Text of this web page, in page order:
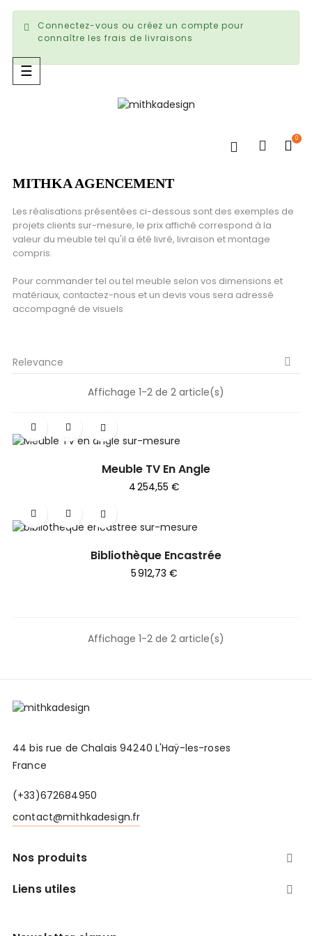
Connectez-vous ou créez un compte pour
connaître les frais de livraisons
0
Basculer
la
☰
MITHKA AGENCEMENT
Les réalisations présentées ci-dessous sont des exemples de
projets clients sur-mesure, le prix affiché correspond à la
valeur du meuble tel qu'il a été livré, livraison et montage
compris.
Pour commander tel ou tel meuble selon vos dimensions et
matériaux, contactez-nous et un devis vous sera adressé
accompagné de visuels
Relevance 
Affichage 1-2 de 2 article(s)
Meuble TV En Angle
Prix
4 254,55 €
Bibliothèque Encastrée
Prix
5 912,73 €
Affichage 1-2 de 2 article(s)
44 bis rue de Chalais 94240 L'Haÿ-les-roses
France
(+33)672684950
contact@mithkadesign.fr
Nos produits 
Liens utiles 